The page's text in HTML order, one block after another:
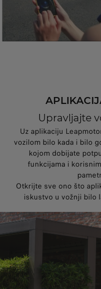
Upravljajte
Uz aplikaciju
vozilom bilo kada i bilo
kojom dobijate
funkcijama i
Otkrijte sve ono što
iskustvo u vožnji bilo